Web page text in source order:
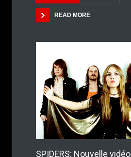
READ MORE
SPIDERS: Nouvelle vidéo